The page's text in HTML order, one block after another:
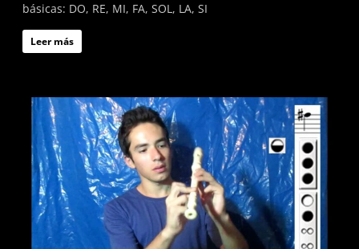
básicas: DO, RE, MI, FA, SOL, LA, SI
Leer más